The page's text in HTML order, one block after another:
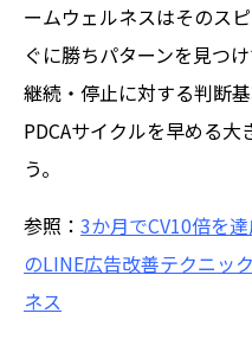
ームウェルネスはそのス
ぐに勝ちパターンを見つ
継続・停止に対する判断
PDCAサイクルを早める
う。
参照： 3か月でCV10倍を
のLINE広告改善テクニッ
ネス